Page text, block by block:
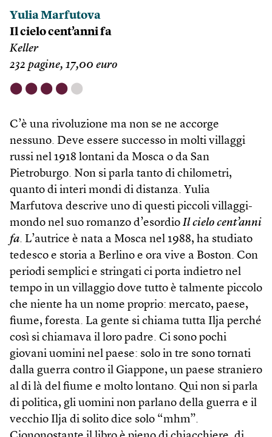
Yulia Marfutova
Il cielo cent’anni fa
Keller
232 pagine, 17,00 euro
⬤ ⬤ ⬤ ⬤ ⬤
C’è una rivoluzione ma non se ne accorge
nessuno. Deve essere successo in molti villaggi
russi nel 1918 lontani da Mosca o da San
Pietroburgo. Non si parla tanto di chilometri,
quanto di interi mondi di distanza. Yulia
Marfutova descrive uno di questi piccoli villaggi-
mondo nel suo romanzo d’esordio Il cielo cent’anni
fa. L’autrice è nata a Mosca nel 1988, ha studiato
tedesco e storia a Berlino e ora vive a Boston. Con
periodi semplici e stringati ci porta indietro nel
tempo in un villaggio dove tutto è talmente piccolo
che niente ha un nome proprio: mercato, paese,
fiume, foresta. La gente si chiama tutta Ilja perché
così si chiamava il loro padre. Ci sono pochi
giovani uomini nel paese: solo in tre sono tornati
dalla guerra contro il Giappone, un paese straniero
al di là del fiume e molto lontano. Qui non si parla
di politica, gli uomini non parlano della guerra e il
vecchio Ilja di solito dice solo “mhm”.